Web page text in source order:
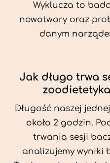
Wyklucza to
nowotwory oraz
danym
Jak długo trwa
Długość naszej
około 2 godzin.
trwania sesji
analizujemy wyniki